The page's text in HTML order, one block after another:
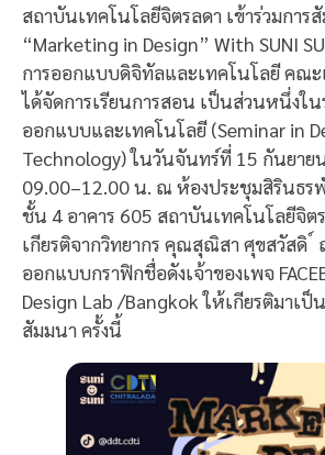
สถาบันเทคโนโลยีจิตรลดา เข้าร่วมการ
“Marketing in Design” With SUNI
การออกแบบดิจิทัลและเทคโนโลยี คณ
ได้จัดการเรียนการสอน เป็นส่วนหนึ่งใน
ออกแบบและเทคโนโลยี (Seminar in
Technology) ในวันจันทร์ที่ 15 กันยาย
09.00–12.00 น. ณ ห้องประชุมสิรินธ
ชั้น 4 อาคาร 605 สถาบันเทคโนโลยีจิต
เกียรติจากวิทยากร คุณสุณิสา ศุขสวัสดิ
ออกแบบกราฟิกชื่อดังเจ้าของเพจ
Design Lab /Bangkok ให้เกียรติมาเป็
สัมมนา ครั้งนี้